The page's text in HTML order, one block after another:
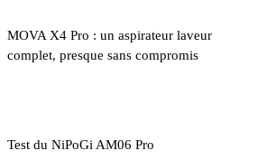
MOVA X4 Pro : un aspirateur laveur
complet, presque sans compromis
Test du NiPoGi AM06 Pro